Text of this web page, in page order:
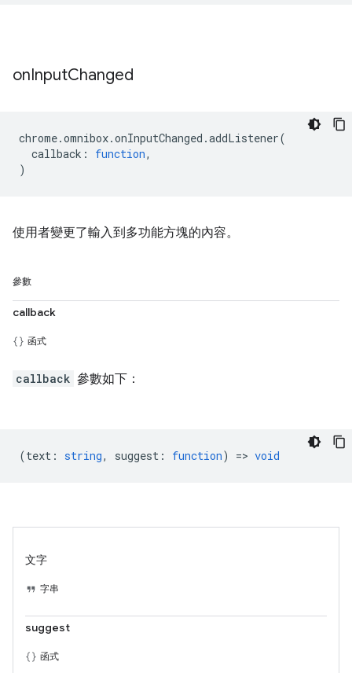
onInputChanged
chrome.omnibox.onInputChanged .addListener(
callback : function,
)
使用者變更了輸入到多功能方塊的內容。
參數
callback
函式
callback 參數如下：
(text : string, suggest : function) => void
文字
字串
suggest
函式